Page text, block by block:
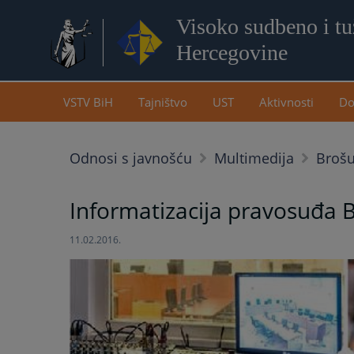
Visoko sudbeno i
Hercegovine
VSTV BiH Tajništvo UST Aktivnosti
Odnosi s javnošću Multimedija
Informatizacija pravosuđa
11.02.2016.